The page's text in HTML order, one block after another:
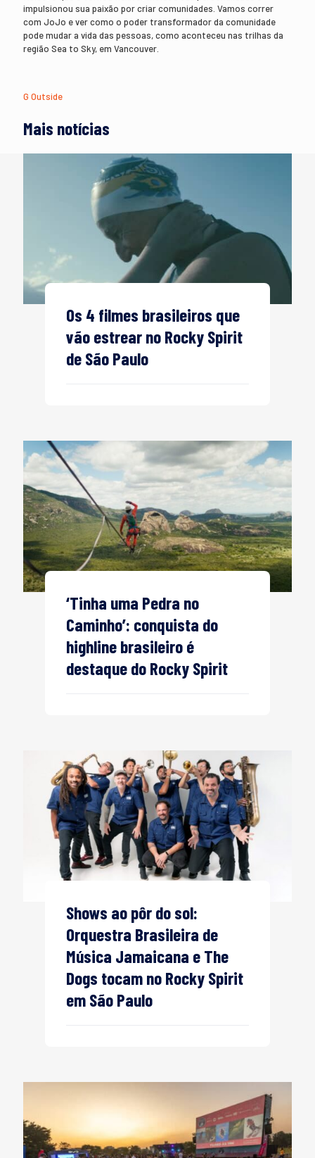
impulsionou sua paixão por criar comunidades. Vamos correr
com JoJo e ver como o poder transformador da comunidade
pode mudar a vida das pessoas, como aconteceu nas trilhas da
região Sea to Sky, em Vancouver.
G Outside
Mais notícias
Os 4 filmes brasileiros que
vão estrear no Rocky Spirit
de São Paulo
‘Tinha uma Pedra no
Caminho’: conquista do
highline brasileiro é
destaque do Rocky Spirit
Shows ao pôr do sol:
Orquestra Brasileira de
Música Jamaicana e The
Dogs tocam no Rocky Spirit
em São Paulo